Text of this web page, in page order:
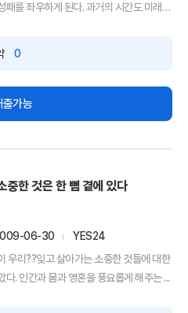
패를 좌우하게 된다. 과거의 시간도 미래
0
출가능
중한 것은 한 뼘 곁에 있다
06-30
YES24
우리??잊고 살아가는 소중한 것들에 대한
다. 인간과 몸과 영혼을 풍요롭게 해주는 ...